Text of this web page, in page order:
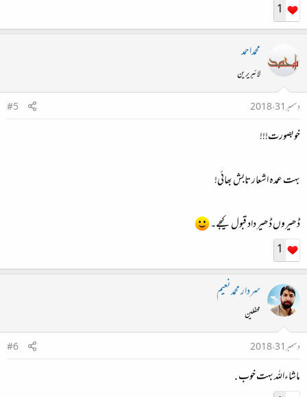
1
محمداحمد
لائبریرین
دسمبر 31، 2018
#5
خوبصورت!!!
بہت عمدہ اشعار تابش بھائی!
ڈھیروں ڈھیر داد قبول کیجے۔
1
سردار محمد نعیم
محفلین
دسمبر 31، 2018
#6
ماشاءاللہ بہت خوب .